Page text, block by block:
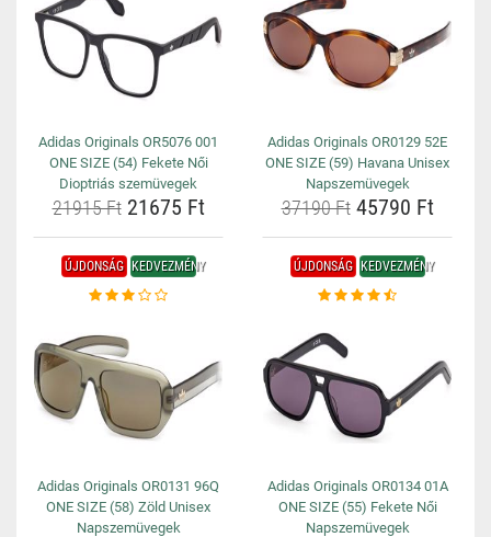
Adidas Originals OR5076 001
ONE SIZE (54) Fekete Női
Dioptriás szemüvegek
21915 Ft21675 Ft
Adidas Originals OR0129 52E
ONE SIZE (59) Havana Unisex
Napszemüvegek
37190 Ft45790 Ft
ÚJDONSÁG KEDVEZMÉNY
Adidas Originals OR0131 96Q
ONE SIZE (58) Zöld Unisex
Napszemüvegek
ÚJDONSÁG KEDVEZMÉNY
Adidas Originals OR0134 01A
ONE SIZE (55) Fekete Női
Napszemüvegek